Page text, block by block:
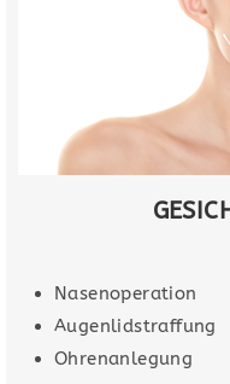
Nasenoperation
Augenlidstraffung
Ohrenanlegung